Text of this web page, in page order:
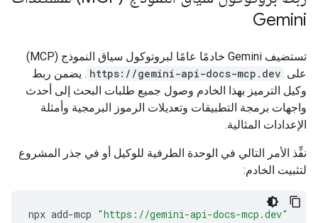
Gemini
تستضيف Gemini خادمًا عامًا لبروتوكول سياق النموذج (MCP)
على https://gemini-api-docs-mcp.dev . يضمن ربط
وكيل الترميز بهذا الخادم وصول جميع طلبات البحث إلى أحدث
واجهات برمجة التطبيقات وتعديلات الرموز البرمجية وأمثلة
الإعدادات المثالية.
نفِّذ الأمر التالي في الوحدة الطرفية للوكيل أو في جذر المشروع
لتثبيت الخادم:
npx add-mcp "https://gemini-api-docs-mcp.dev"